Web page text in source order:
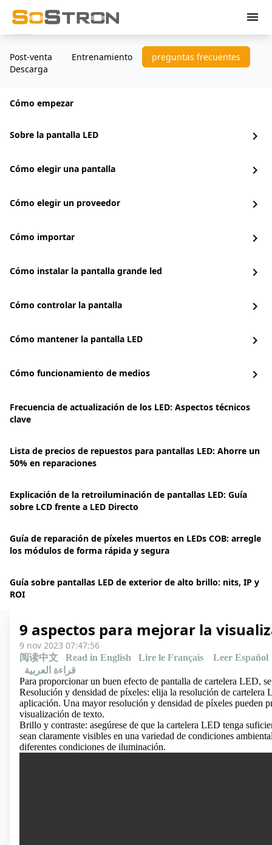
menu
Post-venta Entrenamiento
preguntas frecuentes
Descarga
Cómo empezar
Sobre la pantalla LED chevron_right
Cómo elegir una pantalla chevron_right
Cómo elegir un proveedor chevron_right
Cómo importar chevron_right
Cómo instalar la pantalla grande led chevron_right
Cómo controlar la pantalla chevron_right
Cómo mantener la pantalla LED chevron_right
Cómo funcionamiento de medios chevron_right
Frecuencia de actualización de los LED: Aspectos técnicos
clave
Lista de precios de repuestos para pantallas LED: Ahorre un
50% en reparaciones
Explicación de la retroiluminación de pantallas LED: Guía
sobre LCD frente a LED Directo
Guía de reparación de píxeles muertos en LEDs COB: arregle
los módulos de forma rápida y segura
Guía sobre pantallas LED de exterior de alto brillo: nits, IP y
ROI
9 aspectos para mejorar la
9 nov 2023 07:47:56
阅读中文 Read in English Lire le Français
Leer Español
قراءة العربية
Para proporcionar un buen efecto de pantalla de cartelera LED,
Resolución y densidad de píxeles: elija la resolución de
aplicación. Una mayor resolución y densidad de píxeles pueden
visualización de texto.
Brillo y contraste: asegúrese de que la cartelera LED tenga
sean claramente visibles en una variedad de condiciones
diferentes condiciones de iluminación.